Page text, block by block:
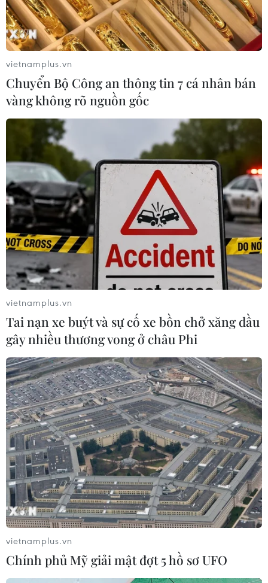
Hải Phòng lập điểm phong tỏa sau khi
phát hiện các ca COVID-19
22/02/2021 12:15
Các điểm phong tỏa gồm: Xóm 4, thôn Lôi Động, xã
Hoàng Động, huyện Thủy Nguyên; Bệnh viện Giao thông
Vận tải; Lô 112 Công nhân Dư Hàng, phố chợ Cột Đèn,
đường Dư Hàng, phường Dư Hàng, quận Lê Chân.
vietnamplus.vn
Chuyển Bộ Công an thông tin 7 cá nhân bán
vàng không rõ nguồn gốc
vietnamplus.vn
Tai nạn xe buýt và sự cố xe bồn chở xăng dầu
gây nhiều thương vong ở châu Phi
vietnamplus.vn
Chính phủ Mỹ giải mật đợt 5 hồ sơ UFO